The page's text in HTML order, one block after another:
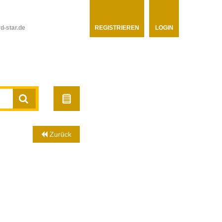
star.de REGISTRIEREN LOGIN
Zurück